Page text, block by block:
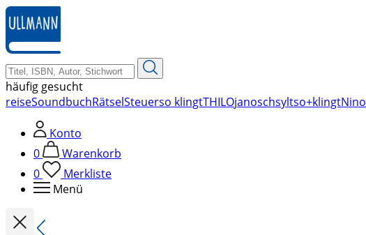
zum
Hauptinhalt
springen
häufig gesucht
reiseSoundbuchRätselSteuerso klingtTHILOjanoschsyltso+klingtNino
Konto
0
Warenkorb
0
Merkliste
Menü